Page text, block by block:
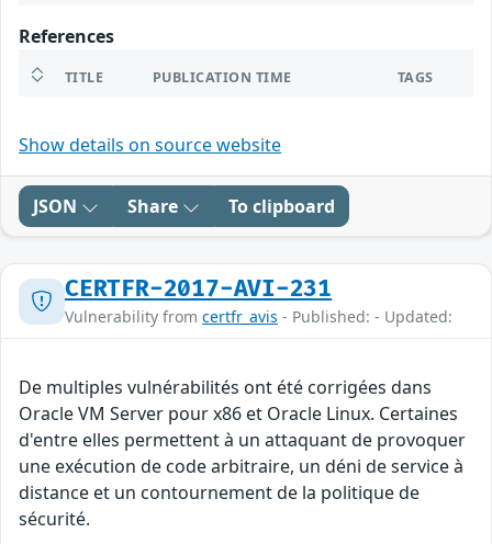
References
TITLE PUBLICATION TIME TAGS
Show details on source website
JSON Share To clipboard
CERTFR-2017-AVI-231
Vulnerability from certfr_avis - Published: - Updated:
De multiples vulnérabilités ont été corrigées dans
Oracle VM Server pour x86 et Oracle Linux. Certaines
d'entre elles permettent à un attaquant de provoquer
une exécution de code arbitraire, un déni de service à
distance et un contournement de la politique de
sécurité.